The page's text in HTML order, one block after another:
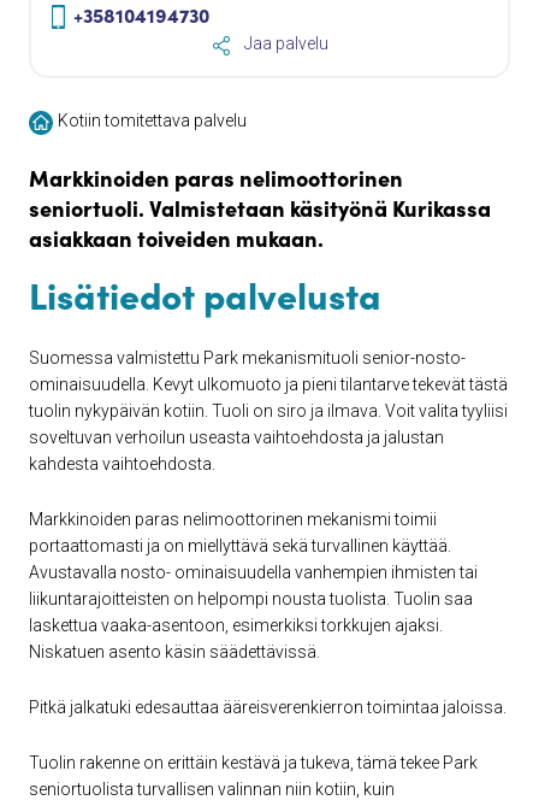
+358104194730
Jaa palvelu
Kotiin tomitettava palvelu
Markkinoiden paras nelimoottorinen
seniortuoli. Valmistetaan käsityönä Kurikassa
asiakkaan toiveiden mukaan.
Lisätiedot palvelusta
Suomessa valmistettu Park mekanismituoli senior-nosto-
ominaisuudella. Kevyt ulkomuoto ja pieni tilantarve tekevät tästä
tuolin nykypäivän kotiin. Tuoli on siro ja ilmava. Voit valita tyyliisi
soveltuvan verhoilun useasta vaihtoehdosta ja jalustan
kahdesta vaihtoehdosta.
Markkinoiden paras nelimoottorinen mekanismi toimii
portaattomasti ja on miellyttävä sekä turvallinen käyttää.
Avustavalla nosto- ominaisuudella vanhempien ihmisten tai
liikuntarajoitteisten on helpompi nousta tuolista. Tuolin saa
laskettua vaaka-asentoon, esimerkiksi torkkujen ajaksi.
Niskatuen asento käsin säädettävissä.
Pitkä jalkatuki edesauttaa ääreisverenkierron toimintaa jaloissa.
Tuolin rakenne on erittäin kestävä ja tukeva, tämä tekee Park
seniortuolista turvallisen valinnan niin kotiin, kuin